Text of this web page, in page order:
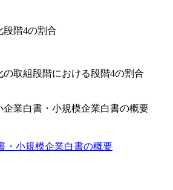
段階4の割合
取組段階における段階4の割合
企業白書・小規模企業白書の概要
・小規模企業白書の概要